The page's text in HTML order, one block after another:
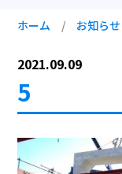
ホーム / お知らせ
2021.09.09
5